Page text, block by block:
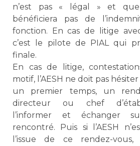
n’est pas « légal » et
bénéficiera pas de
fonction. En cas de litige
c’est le pilote de PIAL qui
finale.
En cas de litige,
motif, l’AESH ne doit pas
un premier temps, un
directeur ou chef
l’informer et échanger
rencontré. Puis si l’AESH
l’issue de ce rendez-